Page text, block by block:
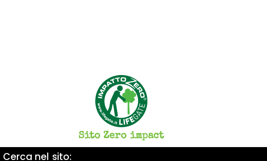
Sito Zero impact
Cerca nel sito: